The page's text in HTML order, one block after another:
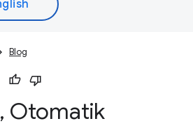
Blog
, Otomatik